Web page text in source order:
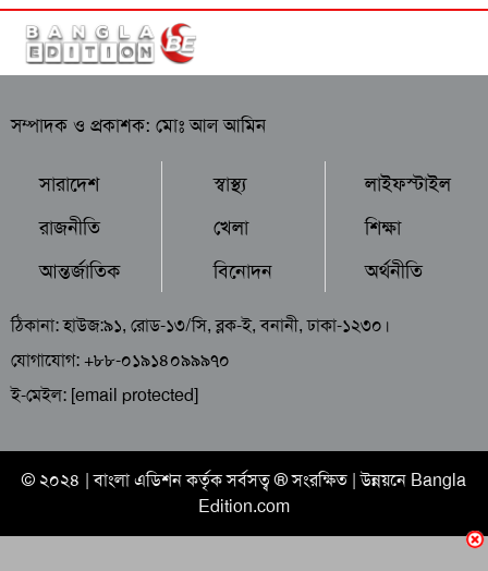
সম্পাদক ও প্রকাশক: মোঃ আল আমিন
সারাদেশ
রাজনীতি
আন্তর্জাতিক
স্বাস্থ্য
খেলা
বিনোদন
লাইফস্টাইল
শিক্ষা
অর্থনীতি
ঠিকানা: হাউজ:৯১, রোড-১৩/সি, ব্লক-ই, বনানী, ঢাকা-১২৩০।
যোগাযোগ: +৮৮-০১৯১৪০৯৯৯৭০
ই-মেইল: [email protected]
© ২০২৪ |বাংলা এডিশনকর্তৃক সর্বসত্ব ® সংরক্ষিত | উন্নয়নে Bangla
Edition.com